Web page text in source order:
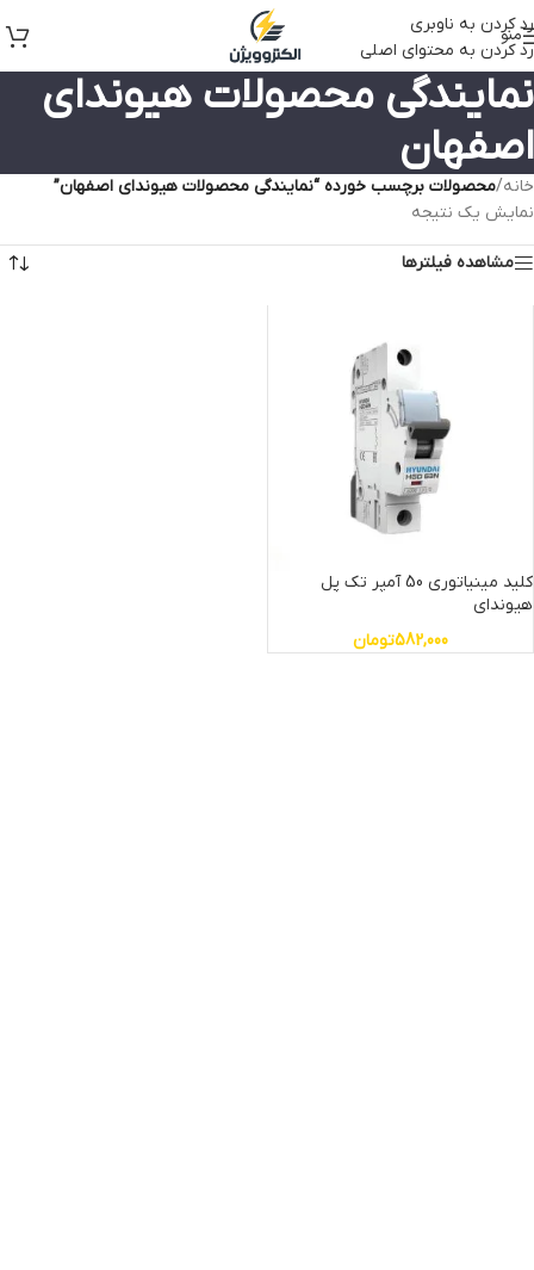
رد کردن به ناوبری
رد کردن به محتوای اصلی
منو
نمایندگی محصولات هیوندای
اصفهان
خانه/محصولات برچسب خورده “نمایندگی محصولات هیوندای اصفهان”
نمایش یک نتیجه
مشاهده فیلترها
کلید مینیاتوری 50 آمپر تک پل
هیوندای
582,000تومان